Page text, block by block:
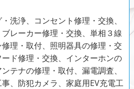
洗浄、コンセント修理・交換、
レーカー修理・交換、単相３線
理・取付、照明器具の修理・交
ド修理・交換、インターホンの
テナの修理・取付、漏電調査、
、防犯カメラ、家庭用EV充電工